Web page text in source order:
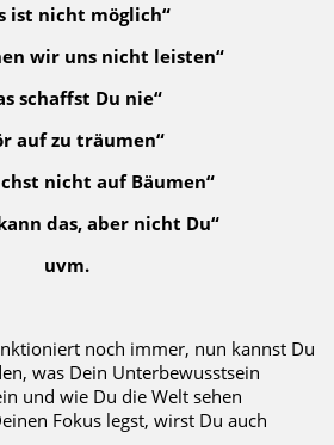
ist nicht möglich“
wir uns nicht leisten“
schaffst Du nie“
auf zu träumen“
nicht auf Bäumen“
das, aber nicht Du“
uvm.
noch immer, nun kannst Du
was Dein Unterbewusstsein
und wie Du die Welt sehen
Fokus legst, wirst Du auch